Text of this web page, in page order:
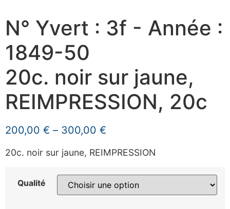
N° Yvert : 3f - Année :
1849-50
20c. noir sur jaune,
REIMPRESSION, 20c
200,00 € – 300,00 €
20c. noir sur jaune, REIMPRESSION
Qualité